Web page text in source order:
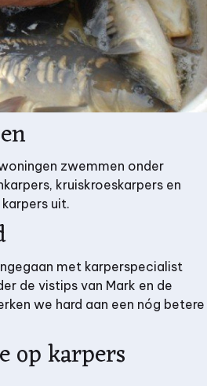
zwemmen onder
kruiskroeskarpers en
uit.
met karperspecialist
de vistips van Mark en de
we hard aan een nóg betere
op karpers